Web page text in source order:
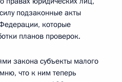
подзаконные акты
которые
планов проверок.
закона субъекты малого
что к ним теперь